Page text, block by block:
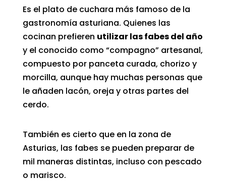
Es el plato de cuchara más famoso de la
gastronomía asturiana. Quienes las
cocinan prefieren utilizar las fabes del año
y el conocido como “compagno” artesanal,
compuesto por panceta curada, chorizo y
morcilla, aunque hay muchas personas que
le añaden lacón, oreja y otras partes del
cerdo.
También es cierto que en la zona de
Asturias, las fabes se pueden preparar de
mil maneras distintas, incluso con pescado
o marisco.